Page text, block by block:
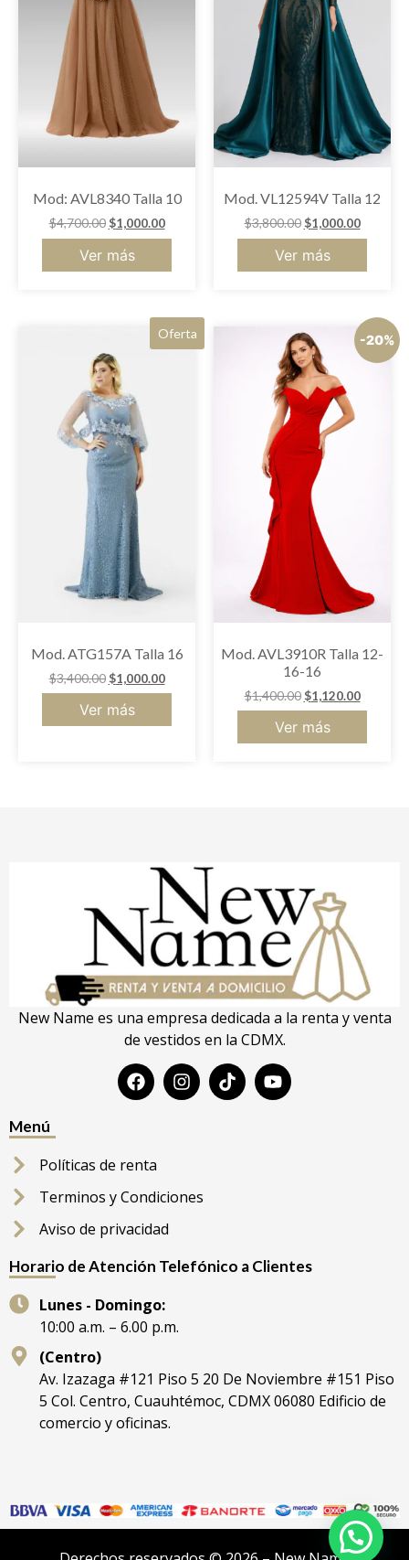
Mod: AVL8340 Talla 10
$4,700.00 $1,000.00
Ver más
Mod. VL12594V Talla 12
$3,800.00 $1,000.00
Ver más
Oferta
Mod. ATG157A Talla 16
$3,400.00 $1,000.00
Ver más
-20%
Mod. AVL3910R Talla 12-
16-16
$1,400.00 $1,120.00
Ver más
New Name es una empresa dedicada a la renta y venta
de vestidos en la CDMX.
Menú
Políticas de renta
Terminos y Condiciones
Aviso de privacidad
Horario de Atención Telefónico a Clientes
Lunes - Domingo:
10:00 a.m. – 6.00 p.m.
(Centro)
Av. Izazaga #121 Piso 5 20 De Noviembre #151 Piso
5 Col. Centro, Cuauhtémoc, CDMX 06080 Edificio de
comercio y oficinas.